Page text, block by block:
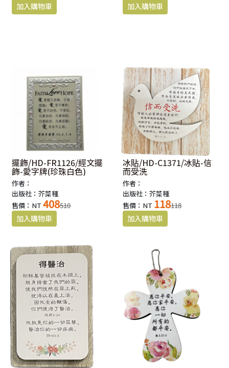
擺飾/HD-FR1126/經文擺
飾-愛字牌(珍珠白色)
作者：
出版社：芥菜種
售價：NT 408510
冰貼/HD-C1371/冰貼-信
而受洗
作者：
出版社：芥菜種
售價：NT 118118